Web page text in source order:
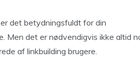
det betydningsfuldt for din
Men det er nødvendigvis ikke altid
af linkbuilding brugere.